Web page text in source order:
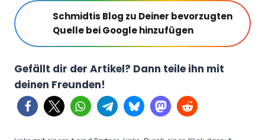
Schmidtis Blog zu Deiner bevorzugten
Quelle bei Google hinzufügen
Gefällt dir der Artikel? Dann teile ihn mit
deinen Freunden!